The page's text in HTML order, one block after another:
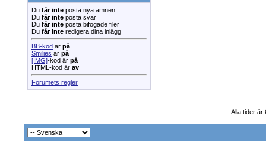
Du får inte posta nya ämnen
Du får inte posta svar
Du får inte posta bifogade filer
Du får inte redigera dina inlägg
BB-kod är på
Smilies är på
[IMG]-kod är på
HTML-kod är av
Forumets regler
Alla tider är